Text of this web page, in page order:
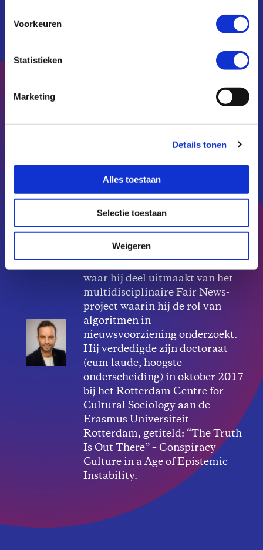
Voorkeuren
Statistieken
Marketing
Details tonen
Alles toestaan
Selectie toestaan
Weigeren
avond in Felix Meritis? Dan kan je alsnog je
mogelijk met de juiste links hiervoor.
Jaron Harambam werkt als
Informatierecht van de
waar hij deel uitmaakt van het
multidisciplinaire Fair News-
project waarin hij de rol van
algoritmen in
nieuwsvoorziening onderzoekt.
Hij verdedigde zijn doctoraat
(cum laude, hoogste
onderscheiding) in oktober 2017
bij het Rotterdam Centre for
Cultural Sociology aan de
Erasmus Universiteit
Rotterdam, getiteld: “The Truth
Is Out There” – Conspiracy
Culture in a Age of Epistemic
Instability.